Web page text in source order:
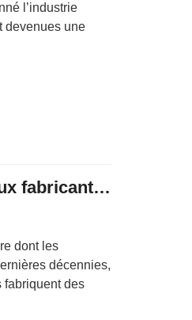
l’industrie
devenues une
À quoi apporte la fabrication de lasers aux fabricants de produits médicaux ?
dont les
décennies,
fabriquent des